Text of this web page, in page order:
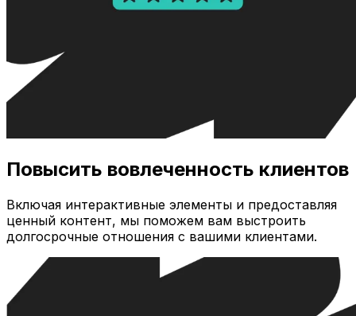
Повысить вовлеченность клиентов
Включая интерактивные элементы и предоставляя
ценный контент, мы поможем вам выстроить
долгосрочные отношения с вашими клиентами.